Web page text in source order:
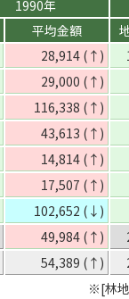
1990年
平均金額
28,914 (↑)
29,000 (↑)
116,338 (↑)
43,613 (↑)
14,814 (↑)
17,507 (↑)
102,652 (↓)
49,984 (↑)
54,389 (↑)
※[林